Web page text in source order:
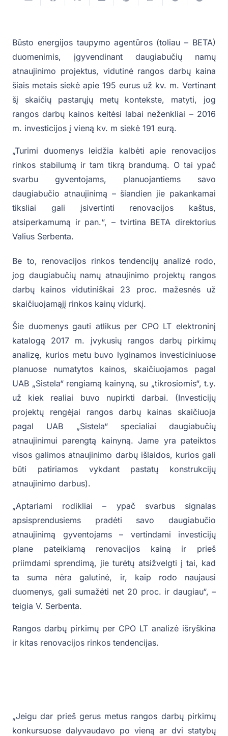
Būsto energijos taupymo agentūros (toliau – BETA)
duomenimis, įgyvendinant daugiabučių namų
atnaujinimo projektus, vidutinė rangos darbų kaina
šiais metais siekė apie 195 eurus už kv. m. Vertinant
šį skaičių pastarųjų metų kontekste, matyti, jog
rangos darbų kainos keitėsi labai neženkliai – 2016
m. investicijos į vieną kv. m siekė 191 eurą.
„Turimi duomenys leidžia kalbėti apie renovacijos
rinkos stabilumą ir tam tikrą brandumą. O tai ypač
svarbu gyventojams, planuojantiems savo
daugiabučio atnaujinimą – šiandien jie pakankamai
tiksliai gali įsivertinti renovacijos kaštus,
atsiperkamumą ir pan.“, – tvirtina BETA direktorius
Valius Serbenta.
Be to, renovacijos rinkos tendencijų analizė rodo,
jog daugiabučių namų atnaujinimo projektų rangos
darbų kainos vidutiniškai 23 proc. mažesnės už
skaičiuojamąjį rinkos kainų vidurkį.
Šie duomenys gauti atlikus per CPO LT elektroninį
katalogą 2017 m. įvykusių rangos darbų pirkimų
analizę, kurios metu buvo lyginamos investiciniuose
planuose numatytos kainos, skaičiuojamos pagal
UAB „Sistela“ rengiamą kainyną, su „tikrosiomis“, t.y.
už kiek realiai buvo nupirkti darbai. (Investicijų
projektų rengėjai rangos darbų kainas skaičiuoja
pagal UAB „Sistela“ specialiai daugiabučių
atnaujinimui parengtą kainyną. Jame yra pateiktos
visos galimos atnaujinimo darbų išlaidos, kurios gali
būti patiriamos vykdant pastatų konstrukcijų
atnaujinimo darbus).
„Aptariami rodikliai – ypač svarbus signalas
apsisprendusiems pradėti savo daugiabučio
atnaujinimą gyventojams – vertindami investicijų
plane pateikiamą renovacijos kainą ir prieš
priimdami sprendimą, jie turėtų atsižvelgti į tai, kad
ta suma nėra galutinė, ir, kaip rodo naujausi
duomenys, gali sumažėti net 20 proc. ir daugiau“, –
teigia V. Serbenta.
Rangos darbų pirkimų per CPO LT analizė išryškina
ir kitas renovacijos rinkos tendencijas.
„Jeigu dar prieš gerus metus rangos darbų pirkimų
konkursuose dalyvaudavo po vieną ar dvi statybų